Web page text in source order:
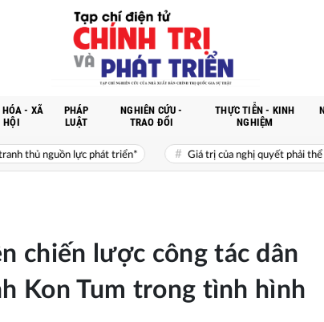
- XÃ
HỘI
PHÁP
LUẬT
NGHIÊN CỨU -
TRAO ĐỔI
THỰC TIỄN - KINH
NGHIỆM
phát triển* Giá trị của nghị quyết phải thể hiện ở chất lượng
chiến lược công tác dân
Kon Tum trong tình hình